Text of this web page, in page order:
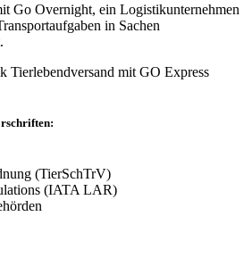
Go Overnight, ein Logistikunternehmen
in Sachen
(TierSchTrV)
(IATA LAR)